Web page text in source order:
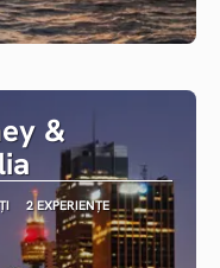
&
2 EXPERIENȚE